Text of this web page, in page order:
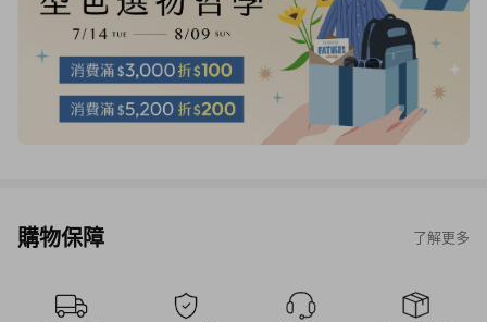
購物保障 了解更多